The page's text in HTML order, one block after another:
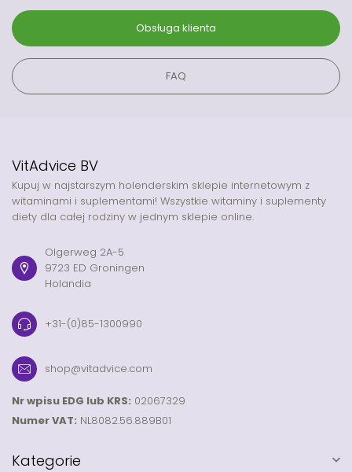
Obsługa klienta
FAQ
VitAdvice BV
Kupuj w najstarszym holenderskim sklepie internetowym z
witaminami i suplementami! Wszystkie witaminy i suplementy
diety dla całej rodziny w jednym sklepie online.
Olgerweg 2A-5
9723 ED Groningen
Holandia
+31-(0)85-1300990
shop@vitadvice.com
Nr wpisu EDG lub KRS: 02067329
Numer VAT: NL8082.56.889B01
Kategorie